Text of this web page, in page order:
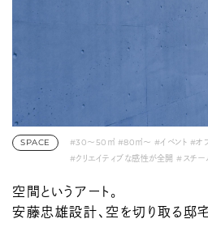
SPACE #30〜50㎡ #80㎡〜 #イベント #オ
#クリエイティブな感性が全開 #スチー
空間というアート。
安藤忠雄設計、空を切り取る邸宅